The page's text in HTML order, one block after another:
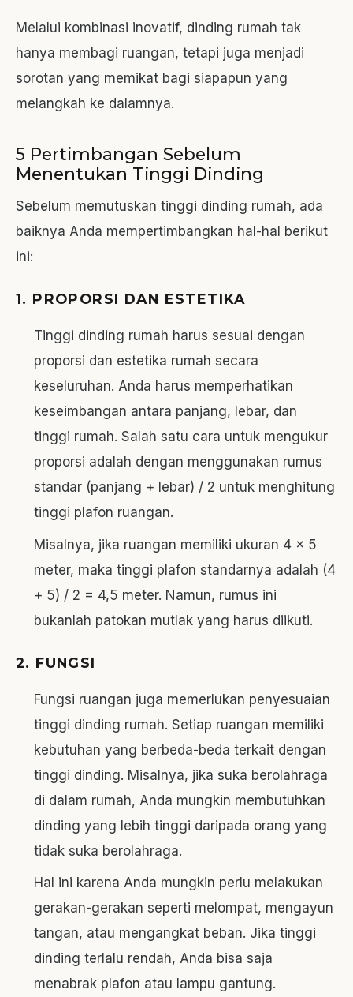
Melalui kombinasi inovatif, dinding rumah tak
hanya membagi ruangan, tetapi juga menjadi
sorotan yang memikat bagi siapapun yang
melangkah ke dalamnya.
5 Pertimbangan Sebelum
Menentukan Tinggi Dinding
Sebelum memutuskan tinggi dinding rumah, ada
baiknya Anda mempertimbangkan hal-hal berikut
ini:
1. PROPORSI DAN ESTETIKA
Tinggi dinding rumah harus sesuai dengan
proporsi dan estetika rumah secara
keseluruhan. Anda harus memperhatikan
keseimbangan antara panjang, lebar, dan
tinggi rumah. Salah satu cara untuk mengukur
proporsi adalah dengan menggunakan rumus
standar (panjang + lebar) / 2 untuk menghitung
tinggi plafon ruangan.
Misalnya, jika ruangan memiliki ukuran 4 x 5
meter, maka tinggi plafon standarnya adalah (4
+ 5) / 2 = 4,5 meter. Namun, rumus ini
bukanlah patokan mutlak yang harus diikuti.
2. FUNGSI
Fungsi ruangan juga memerlukan penyesuaian
tinggi dinding rumah. Setiap ruangan memiliki
kebutuhan yang berbeda-beda terkait dengan
tinggi dinding. Misalnya, jika suka berolahraga
di dalam rumah, Anda mungkin membutuhkan
dinding yang lebih tinggi daripada orang yang
tidak suka berolahraga.
Hal ini karena Anda mungkin perlu melakukan
gerakan-gerakan seperti melompat, mengayun
tangan, atau mengangkat beban. Jika tinggi
dinding terlalu rendah, Anda bisa saja
menabrak plafon atau lampu gantung.